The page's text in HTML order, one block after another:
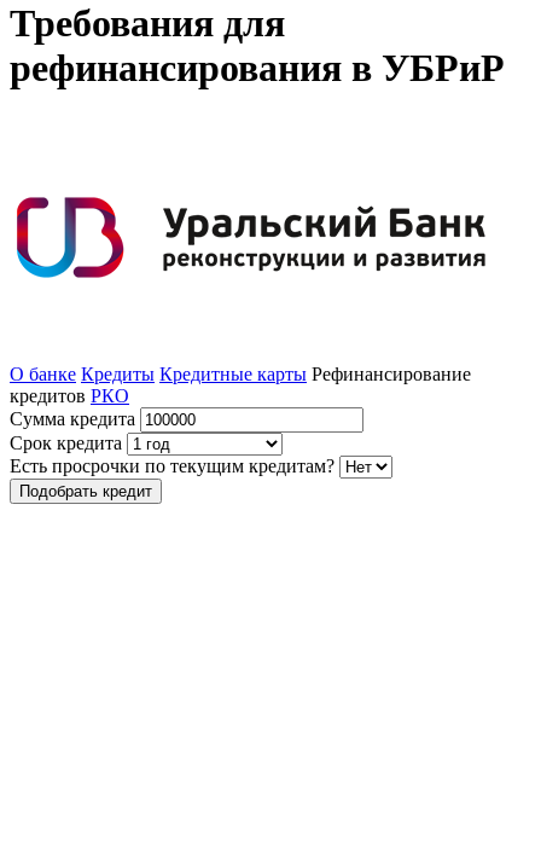
Требования для
рефинансирования в УБРиР
О банке Кредиты Кредитные карты Рефинансирование
кредитов РКО
Сумма кредита
Срок кредита
Есть просрочки по текущим кредитам?
Подобрать кредит